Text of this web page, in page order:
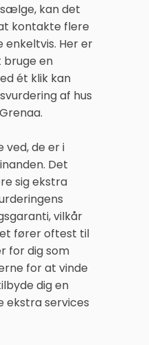
kan det
kontakte flere
Her er
en
ét klik kan
af hus
de er i
Det
sig ekstra
vilkår
fører oftest til
for dig som
for at vinde
dig en
ekstra services